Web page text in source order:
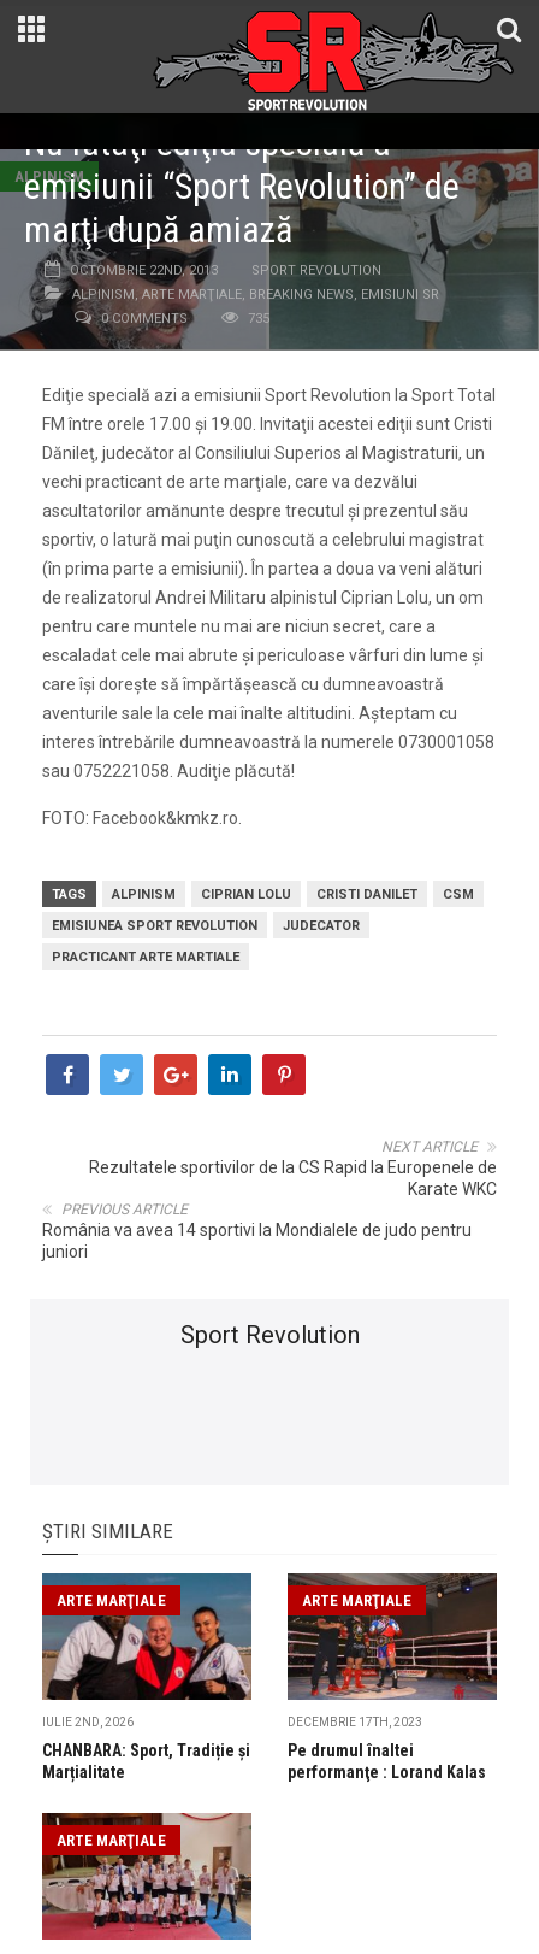
ALPINISM
Nu rataţi ediţia specială a
emisiunii “Sport Revolution” de
marţi după amiază
OCTOMBRIE 22ND, 2013
SPORT REVOLUTION
ALPINISM, ARTE MARŢIALE, BREAKING NEWS, EMISIUNI SR
0 COMMENTS
735
Ediţie specială azi a emisiunii Sport Revolution la Sport Total
FM între orele 17.00 şi 19.00. Invitaţii acestei ediţii sunt Cristi
Dănileţ, judecător al Consiliului Superios al Magistraturii, un
vechi practicant de arte marţiale, care va dezvălui
ascultatorilor amănunte despre trecutul şi prezentul său
sportiv, o latură mai puţin cunoscută a celebrului magistrat
(în prima parte a emisiunii). În partea a doua va veni alături
de realizatorul Andrei Militaru alpinistul Ciprian Lolu, un om
pentru care muntele nu mai are niciun secret, care a
escaladat cele mai abrute şi periculoase vârfuri din lume şi
care îşi doreşte să împărtăşească cu dumneavoastră
aventurile sale la cele mai înalte altitudini. Aşteptam cu
interes întrebările dumneavoastră la numerele 0730001058
sau 0752221058. Audiţie plăcută!
FOTO: Facebook&kmkz.ro.
TAGS ALPINISM CIPRIAN LOLU CRISTI DANILET
CSM
EMISIUNEA SPORT REVOLUTION
JUDECATOR
PRACTICANT ARTE MARTIALE
NEXT ARTICLE
Rezultatele sportivilor de la CS Rapid la Europenele de
Karate WKC
PREVIOUS ARTICLE
România va avea 14 sportivi la Mondialele de judo pentru
juniori
Sport Revolution
ȘTIRI SIMILARE
ARTE MARŢIALE
IULIE 2ND, 2026
CHANBARA: Sport, Tradiție și
Marțialitate
ARTE MARŢIALE
DECEMBRIE 17TH, 2023
Pe drumul înaltei
performanţe : Lorand Kalas
ARTE MARŢIALE